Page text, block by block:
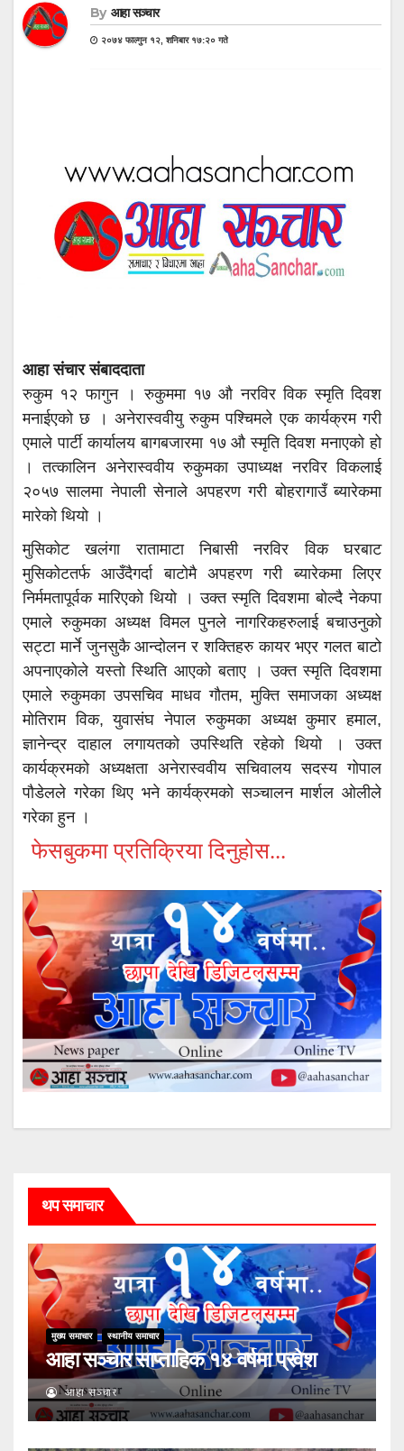
By आहा सञ्चार
२०७४ फाल्गुन १२, शनिबार १७:२० गते
आहा संचार संबाददाता
रुकुम १२ फागुन । रुकुममा १७ औ नरविर विक स्मृति दिवश
मनाईएको छ । अनेरास्ववीयु रुकुम पश्चिमले एक कार्यक्रम गरी
एमाले पार्टी कार्यालय बागबजारमा १७ औ स्मृति दिवश मनाएको हो
। तत्कालिन अनेरास्ववीय रुकुमका उपाध्यक्ष नरविर विकलाई
२०५७ सालमा नेपाली सेनाले अपहरण गरी बोहरागाउँ ब्यारेकमा
मारेको थियो ।
मुसिकोट खलंगा रातामाटा निबासी नरविर विक घरबाट
मुसिकोटतर्फ आउँदैगर्दा बाटोमै अपहरण गरी ब्यारेकमा लिएर
निर्ममतापूर्वक मारिएको थियो । उक्त स्मृति दिवशमा बोल्दै नेकपा
एमाले रुकुमका अध्यक्ष विमल पुनले नागरिकहरुलाई बचाउनुको
सट्टा मार्ने जुनसुकै आन्दोलन र शक्तिहरु कायर भएर गलत बाटो
अपनाएकोले यस्तो स्थिति आएको बताए । उक्त स्मृति दिवशमा
एमाले रुकुमका उपसचिव माधव गौतम, मुक्ति समाजका अध्यक्ष
मोतिराम विक, युवासंघ नेपाल रुकुमका अध्यक्ष कुमार हमाल,
ज्ञानेन्द्र दाहाल लगायतको उपस्थिति रहेको थियो । उक्त
कार्यक्रमको अध्यक्षता अनेरास्ववीय सचिवालय सदस्य गोपाल
पौडेलले गरेका थिए भने कार्यक्रमको सञ्चालन मार्शल ओलीले
गरेका हुन ।
फेसबुकमा प्रतिक्रिया दिनुहोस...
थप समाचार
मुख्य समाचार स्थानीय समाचार
आहा सञ्चार साप्ताहिक १४ वर्षमा प्रवेश
आहा सञ्चार